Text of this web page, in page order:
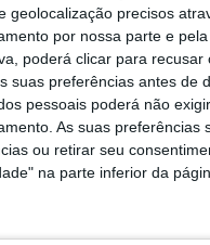
geolocalização precisos
por nossa parte e
poderá clicar para
suas preferências antes de
pessoais poderá não
As suas
ou retirar seu
na parte inferior da
jornada em
pontos